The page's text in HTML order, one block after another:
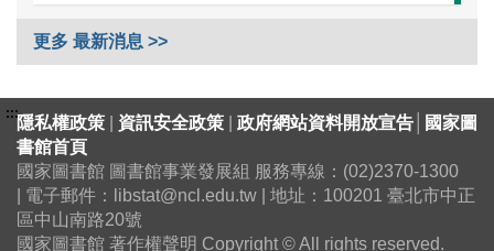
更多 最新消息 >>
:::隱私權政策 資訊安全政策 政府網站資料開放宣告
國家圖
書館首頁
國家圖書館 圖書館事業發展組 服務專線：(02)2370-1300
| 電子郵件：libstat@ncl.edu.tw | 地址：100201 臺北市中正
區中山南路20號
國家圖書館 著作權聲明 Copyright © All rights reserved.